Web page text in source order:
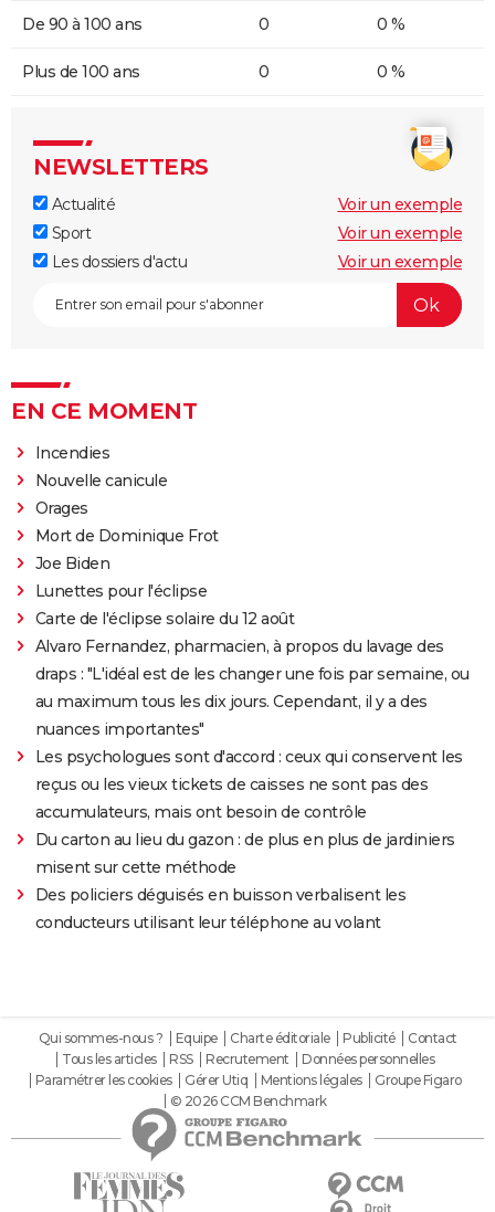
De 90 à 100 ans 0 0 %
Plus de 100 ans 0 0 %
NEWSLETTERS
Actualité
Voir un exemple
Sport
Voir un exemple
Les dossiers d'actu
Voir un exemple
EN CE MOMENT
Incendies
Nouvelle canicule
Orages
Mort de Dominique Frot
Joe Biden
Lunettes pour l'éclipse
Carte de l'éclipse solaire du 12 août
Alvaro Fernandez, pharmacien, à propos du lavage des
draps : "L'idéal est de les changer une fois par semaine, ou
au maximum tous les dix jours. Cependant, il y a des
nuances importantes"
Les psychologues sont d'accord : ceux qui conservent les
reçus ou les vieux tickets de caisses ne sont pas des
accumulateurs, mais ont besoin de contrôle
Du carton au lieu du gazon : de plus en plus de jardiniers
misent sur cette méthode
Des policiers déguisés en buisson verbalisent les
conducteurs utilisant leur téléphone au volant
Qui sommes-nous ? Equipe Charte éditoriale Publicité
Contact
Tous les articles
RSS Recrutement
Données personnelles
Paramétrer les cookies
Gérer Utiq Mentions légales
Groupe Figaro
© 2026 CCM Benchmark